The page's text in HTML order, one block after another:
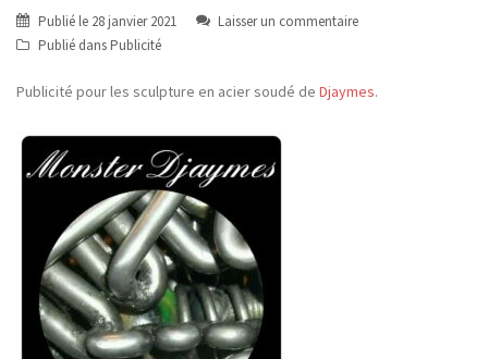
Publié le 28 janvier 2021
Laisser un commentaire
Publié dans Publicité
Publicité pour les sculpture en acier soudé de Djaymes.